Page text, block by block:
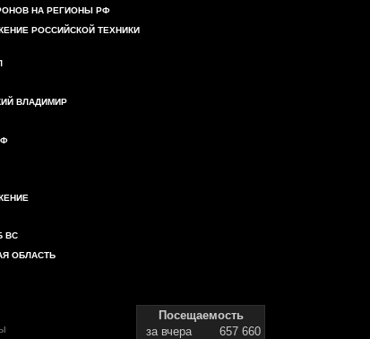
НА РЕГИОНЫ РФ
РОССИЙСКОЙ ТЕХНИКИ
ВЛАДИМИР
ВС
ОБЛАСТЬ
Посещаемость
за вчера
657 660